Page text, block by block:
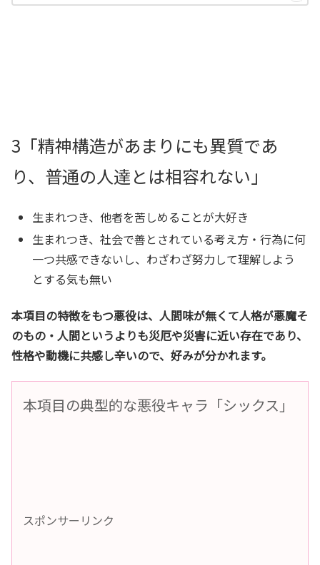
3「精神構造があまりにも異質であ
り、普通の人達とは相容れない」
生まれつき、他者を苦しめることが大好き
生まれつき、社会で善とされている考え方・行為に何
一つ共感できないし、わざわざ努力して理解しよう
とする気も無い
本項目の特徴をもつ悪役は、人間味が無くて人格が悪魔そ
のもの・人間というよりも災厄や災害に近い存在であり、
性格や動機に共感し辛いので、好みが分かれます。
本項目の典型的な悪役キャラ「シックス」
スポンサーリンク